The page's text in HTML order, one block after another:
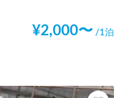
¥2,000〜 /1泊